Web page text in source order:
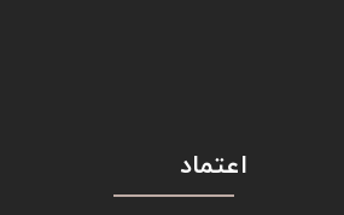
اعتماد